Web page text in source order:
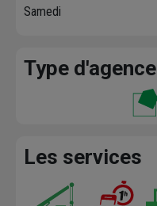
Samedi
Type d'agence
Les services